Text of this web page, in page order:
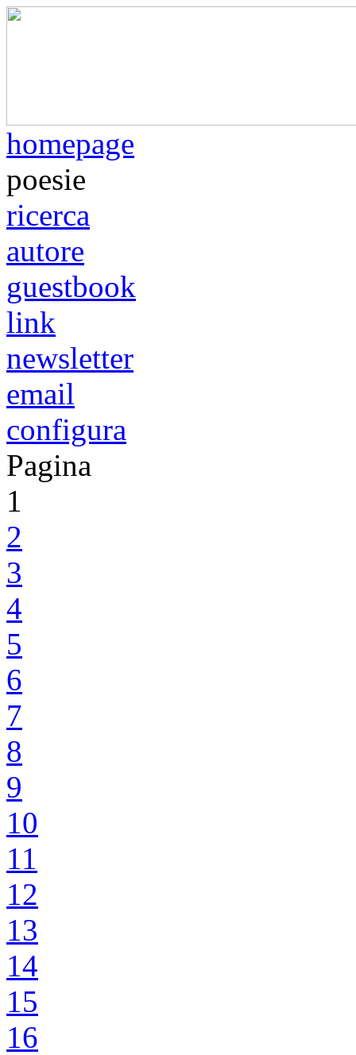
homepage
poesie
ricerca
autore
guestbook
link
newsletter
email
configura
Pagina
1
2
3
4
5
6
7
8
9
10
11
12
13
14
15
16